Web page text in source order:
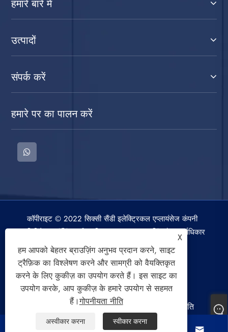
हमारे बारे में
उत्पादों
संपर्क करें
हमारे पर का पालन करें
कॉपीराइट © 2022 सिक्सी सैंडी इलेक्ट्रिकल एप्लायंसेज कंपनी
लिमिटेड। वॉशिंग मशीन, स्पिन ड्रायर, एयर कूलिंग फैन सर्वाधिकार
सुरक्षित।
Sitemap RSS गोपनीयता नीति
X
हम आपको बेहतर ब्राउज़िंग अनुभव प्रदान करने, साइट
ट्रैफ़िक का विश्लेषण करने और सामग्री को वैयक्तिकृत
करने के लिए कुकीज़ का उपयोग करते हैं। इस साइट का
उपयोग करके, आप कुकीज़ के हमारे उपयोग से सहमत
हैं।गोपनीयता नीति
अस्वीकार करना स्वीकार करना